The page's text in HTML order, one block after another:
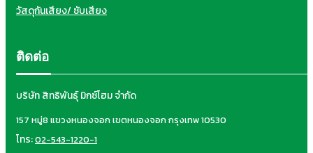
วัสดุกันเสียง/ ซับเสียง
ติดต่อ
บริษัท สิทธิพันธุ์ มิกซ์โฮม จำกัด
157 หมู่8 แขวงหนองจอก เขตหนองจอก กรุงเทพ 10530
โทร:02-543-1220-1